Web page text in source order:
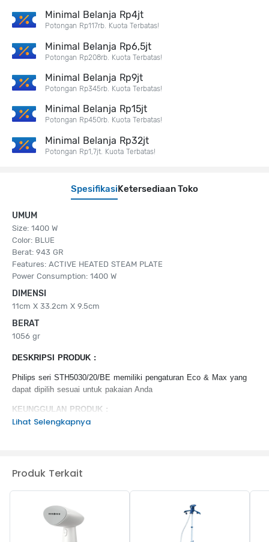
Spesifikasi Ketersediaan Toko
UMUM
Size: 1400 W
Color: BLUE
Berat: 943 GR
Features: ACTIVE HEATED STEAM PLATE
Power Consumption: 1400 W
DIMENSI
11cm X 33.2cm X 9.5cm
BERAT
1056 gr
DESKRIPSI PRODUK :
Philips seri STH5030/20/BE memiliki pengaturan Eco & Max yang
dapat dipilih sesuai untuk pakaian Anda
KEUNGGULAN PRODUK :
Desain cantik dengan kepala yang bisa diatur
Tangki air lepas-pasang
Lihat Selengkapnya
Minimal Belanja Rp4jt
Potongan Rp117rb. Kuota Terbatas!
Minimal Belanja Rp6,5jt
Potongan Rp208rb. Kuota Terbatas!
Minimal Belanja Rp9jt
Potongan Rp345rb. Kuota Terbatas!
Minimal Belanja Rp15jt
Potongan Rp450rb. Kuota Terbatas!
Minimal Belanja Rp32jt
Potongan Rp1,7jt. Kuota Terbatas!
Produk Terkait